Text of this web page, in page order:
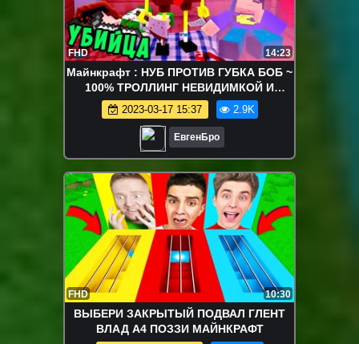
FHD 14:23
Майнкрафт : НУБ ПРОТИВ ГУБКА БОБ ~
100% ТРОЛЛИНГ НЕВИДИМКОЙ И
ЗАЩИТА ОТ НУБА / НУБИК MINECRAFT
2023-03-17 15:37 2.9K
ЕвгенБро
FHD 10:30
ВЫБЕРИ ЗАКРЫТЫЙ ПОДВАЛ ГЛЕНТ
ВЛАД А4 ПОЗЗИ МАЙНКРАФТ